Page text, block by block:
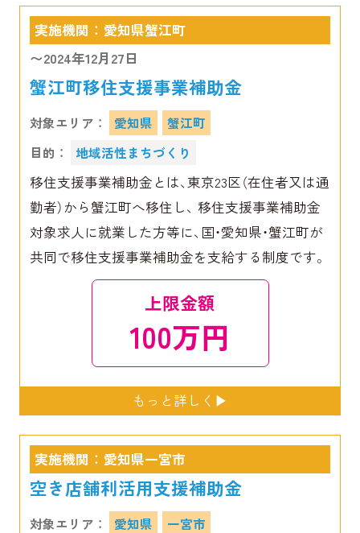
実施機関 ： 愛知県蟹江町
〜2024年12月27日
蟹江町移住支援事業補助金
対象エリア ： 愛知県
蟹江町
目的 ：
地域活性まちづくり
移住支援事業補助金とは、東京23区（在住者又は通
勤者）から蟹江町へ移住し、 移住支援事業補助金
対象求人に就業した方等に、国・愛知県・蟹江町が
共同で移住支援事業補助金を支給する制度です。
上限金額
100万円
実施機関 ： 愛知県一宮市
空き店舗利活用支援補助金
対象エリア ： 愛知県
一宮市